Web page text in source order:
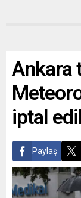
Ankara
iptal
Paylaş